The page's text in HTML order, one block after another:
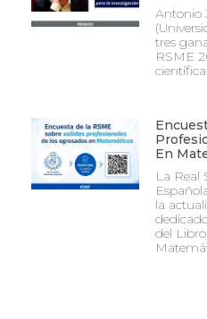
Antonio
tres
RSME
En
La Real
la
del